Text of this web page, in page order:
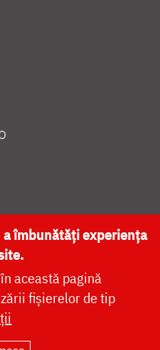
NAȚIONALĂ
îmbunătăți experiența
această pagină
fișierelor de tip